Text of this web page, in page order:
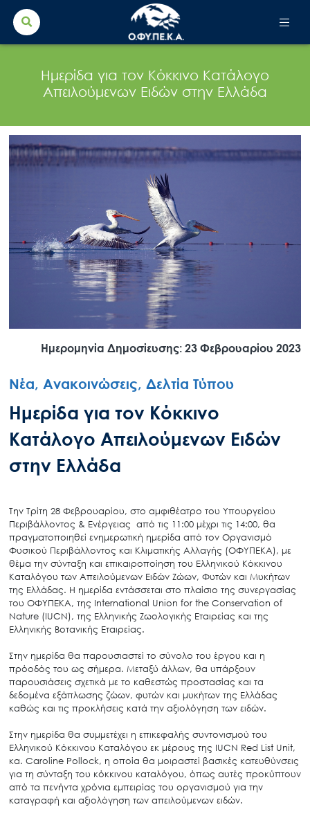
Search
for:
Ημερίδα για τον Κόκκινο Κατάλογο
Απειλούμενων Ειδών στην Ελλάδα
Ημερομηνία Δημοσίευσης: 23 Φεβρουαρίου 2023
Νέα, Ανακοινώσεις, Δελτία Τύπου
Ημερίδα για τον Κόκκινο
Κατάλογο Απειλούμενων Ειδών
στην Ελλάδα
Την Τρίτη 28 Φεβρουαρίου, στο αμφιθέατρο του Υπουργείου
Περιβάλλοντος & Ενέργειας από τις 11:00 μέχρι τις 14:00, θα
πραγματοποιηθεί ενημερωτική ημερίδα από τον Οργανισμό
Φυσικού Περιβάλλοντος και Κλιματικής Αλλαγής (ΟΦΥΠΕΚΑ), με
θέμα την σύνταξη και επικαιροποίηση του Ελληνικού Κόκκινου
Καταλόγου των Απειλούμενων Ειδών Ζώων, Φυτών και Μυκήτων
της Ελλάδας. Η ημερίδα εντάσσεται στο πλαίσιο της συνεργασίας
του ΟΦΥΠΕΚΑ, της International Union for the Conservation of
Nature (IUCN), της Ελληνικής Ζωολογικής Εταιρείας και της
Ελληνικής Βοτανικής Εταιρείας.
Στην ημερίδα θα παρουσιαστεί το σύνολο του έργου και η
πρόοδός του ως σήμερα. Μεταξύ άλλων, θα υπάρξουν
παρουσιάσεις σχετικά με το καθεστώς προστασίας και τα
δεδομένα εξάπλωσης ζώων, φυτών και μυκήτων της Ελλάδας
καθώς και τις προκλήσεις κατά την αξιολόγηση των ειδών.
Στην ημερίδα θα συμμετέχει η επικεφαλής συντονισμού του
Ελληνικού Κόκκινου Καταλόγου εκ μέρους της IUCN Red List Unit,
κα. Caroline Pollock, η οποία θα μοιραστεί βασικές κατευθύνσεις
για τη σύνταξη του κόκκινου καταλόγου, όπως αυτές προκύπτουν
από τα πενήντα χρόνια εμπειρίας του οργανισμού για την
καταγραφή και αξιολόγηση των απειλούμενων ειδών.